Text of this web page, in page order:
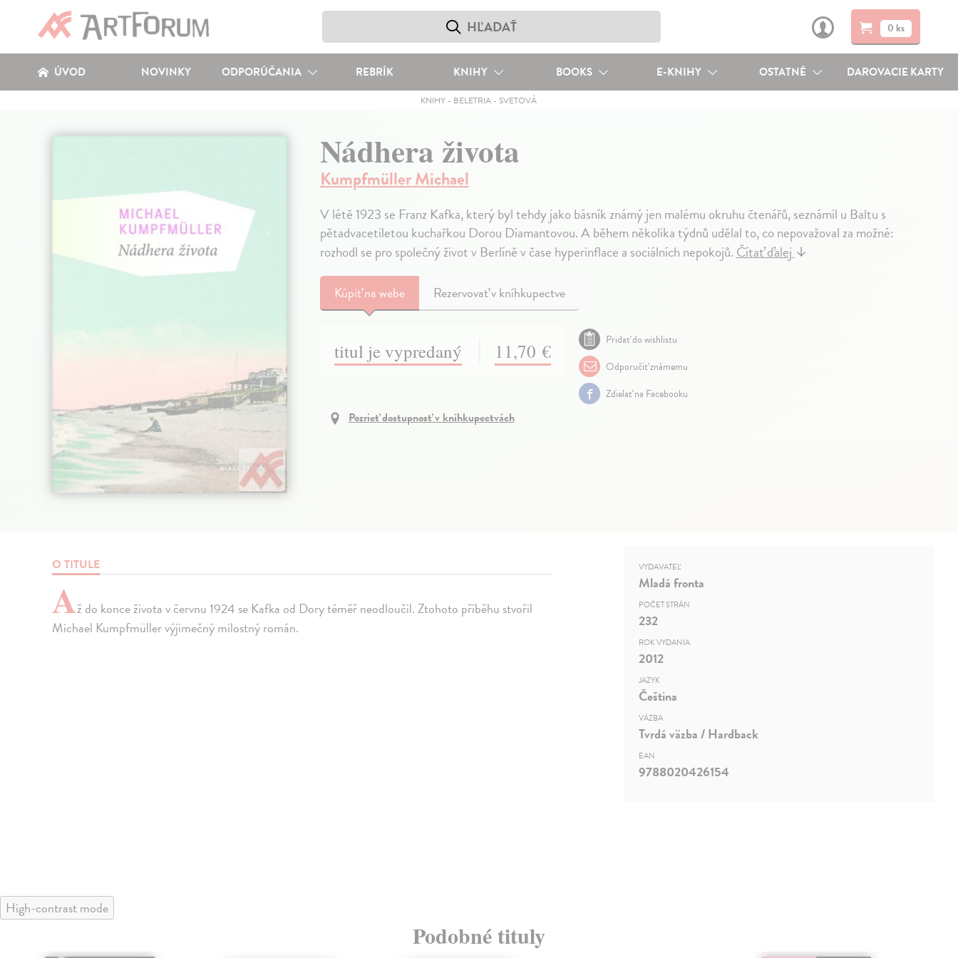
0 ks
ÚVOD NOVINKY ODPORÚČANIA REBRÍK KNIHY BOOKS E-KNIHY OSTATNÉ DAROVACIE KARTY
KNIHY - BELETRIA - SVETOVÁ
Nádhera života
Kumpfmüller Michael
V létě 1923 se Franz Kafka, který byl tehdy jako básník známý jen malému okruhu čtenářů, seznámil u Baltu s
pětadvacetiletou kuchařkou Dorou Diamantovou. A během několika týdnů udělal to, co nepovažoval za možné:
rozhodl se pro společný život v Berlíně v čase hyperinflace a sociálních nepokojů.Čítať ďalej↓
Kúpiťna webe Rezervovať v kníhkupectve
titul je vypredaný 11,70 €
Pridať do wishlistu
Odporučiť známemu
Zdielať na Facebooku
Pozrieť dostupnosť v kníhkupectvách
O TITULE
Až do konce života v červnu 1924 se Kafka od Dory téměř neodloučil. Ztohoto příběhu stvořil
Michael Kumpfmüller výjimečný milostný román.
VYDAVATEĽ
Mladá fronta
POČET STRÁN
232
ROK VYDANIA
2012
JAZYK
Čeština
VÄZBA
Tvrdá väzba / Hardback
EAN
9788020426154
High-contrast mode
Podobné tituly